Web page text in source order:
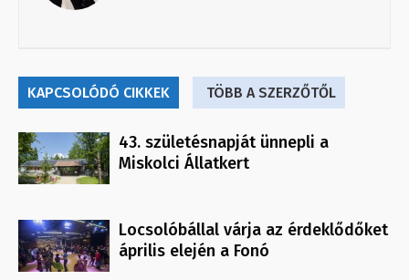
KAPCSOLÓDÓ CIKKEK TÖBB A SZERZŐTŐL
43. születésnapját ünnepli a
Miskolci Állatkert
Locsolóbállal várja az érdeklődőket
április elején a Fonó